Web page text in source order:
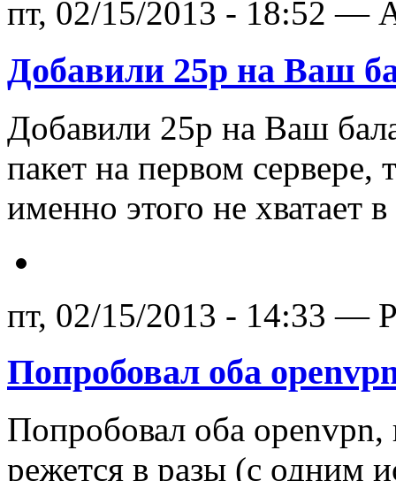
пт, 02/15/2013 - 18:52 —
Добавили 25р на Ваш
Добавили 25р на Ваш
пакет на первом
именно этого не хватает
пт, 02/15/2013 - 14:33 —
Попробовал оба
Попробовал оба openvpn,
режется в разы (с одним